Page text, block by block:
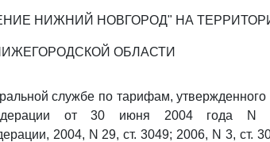
НИЖНИЙ НОВГОРОД" НА
ОБЛАСТИ
службе по тарифам, утвержденного
от 30 июня 2004 года N
2004, N 29, ст. 3049; 2006, N 3, ст.